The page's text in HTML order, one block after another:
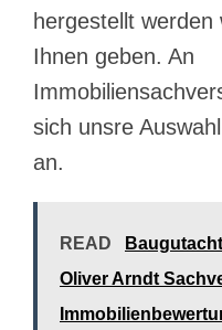
hergestellt
Ihnen geben. An
sich unsre
an.
READ
Oliver Arndt